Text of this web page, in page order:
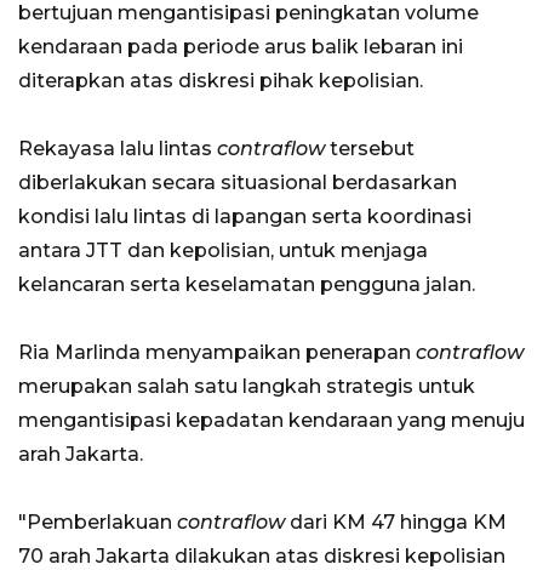
bertujuan mengantisipasi peningkatan volume
kendaraan pada periode arus balik lebaran ini
diterapkan atas diskresi pihak kepolisian.
Rekayasa lalu lintas contraflowtersebut
diberlakukan secara situasional berdasarkan
kondisi lalu lintas di lapangan serta koordinasi
antara JTT dan kepolisian, untuk menjaga
kelancaran serta keselamatan pengguna jalan.
Ria Marlinda menyampaikan penerapan contraflow
merupakan salah satu langkah strategis untuk
mengantisipasi kepadatan kendaraan yang menuju
arah Jakarta.
"Pemberlakuan contraflowdari KM 47 hingga KM
70 arah Jakarta dilakukan atas diskresi kepolisian